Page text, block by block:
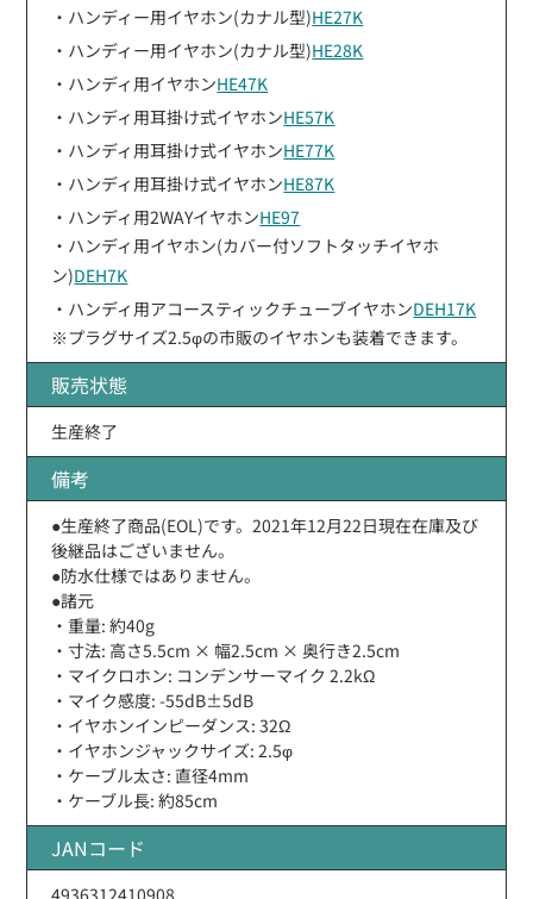
・ハンディー用イヤホン(カナル型)HE27K
・ハンディー用イヤホン(カナル型)HE28K
・ハンディ用イヤホンHE47K
・ハンディ用耳掛け式イヤホンHE57K
・ハンディ用耳掛け式イヤホンHE77K
・ハンディ用耳掛け式イヤホンHE87K
・ハンディ用2WAYイヤホンHE97
・ハンディ用イヤホン(カバー付ソフトタッチイヤホ
ン)DEH7K
・ハンディ用アコースティックチューブイヤホンDEH17K
※プラグサイズ2.5φの市販のイヤホンも装着できます。
販売状態
生産終了
備考
●生産終了商品(EOL)です。2021年12月22日現在在庫及び
後継品はございません。
●防水仕様ではありません。
●諸元
・重量: 約40g
・寸法: 高さ5.5cm × 幅2.5cm × 奥行き2.5cm
・マイクロホン: コンデンサーマイク 2.2kΩ
・マイク感度: -55dB±5dB
・イヤホンインピーダンス: 32Ω
・イヤホンジャックサイズ: 2.5φ
・ケーブル太さ: 直径4mm
・ケーブル長: 約85cm
JANコード
4936312410908